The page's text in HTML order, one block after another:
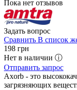
Пока нет отзывов
Задать вопрос
Сравнить В список
198 грн
Нет в наличии ⓘ
Отправить запрос
Axorb - это
загрязняющих